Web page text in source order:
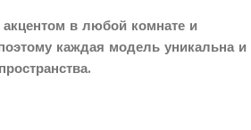
в любой комнате и
каждая модель уникальна и